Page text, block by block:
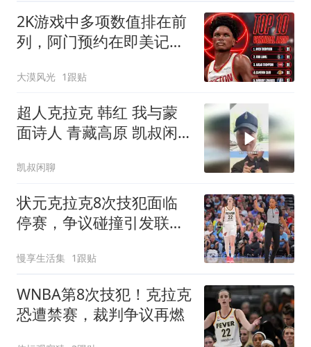
2K游戏中多项数值排在前
列，阿门预约在即美记预
大漠风光 1跟贴
超人克拉克 韩红 我与蒙
面诗人 青藏高原 凯叔闲
凯叔闲聊
状元克拉克8次技犯面临
停赛，争议碰撞引发联盟
慢享生活集 1跟贴
WNBA第8次技犯！克拉克
恐遭禁赛，裁判争议再燃